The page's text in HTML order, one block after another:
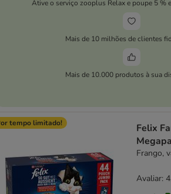
Ative o serviço zooplus Relax e poupe 5 %
Mais de 10 milhões de clientes
Mais de 10.000 produtos à sua
tempo limitado!
Felix
Frango,
Avaliar: